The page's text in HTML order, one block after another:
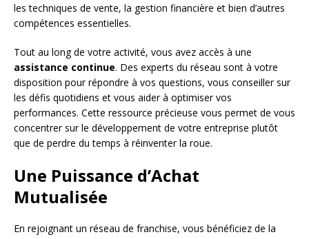
les techniques de vente, la gestion financière et bien d’autres
compétences essentielles.
Tout au long de votre activité, vous avez accès à une
assistance continue. Des experts du réseau sont à votre
disposition pour répondre à vos questions, vous conseiller sur
les défis quotidiens et vous aider à optimiser vos
performances. Cette ressource précieuse vous permet de vous
concentrer sur le développement de votre entreprise plutôt
que de perdre du temps à réinventer la roue.
Une Puissance d’Achat
Mutualisée
En rejoignant un réseau de franchise, vous bénéficiez de la